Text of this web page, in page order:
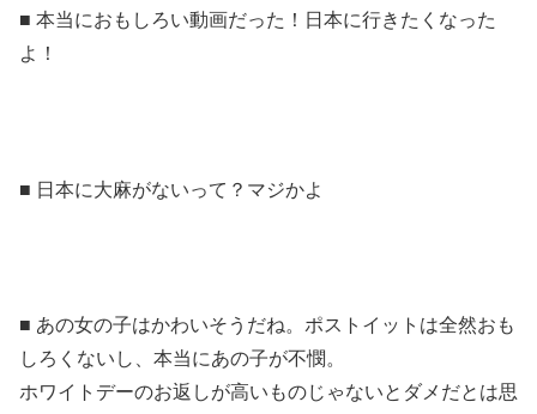
■ 本当におもしろい動画だった！日本に行きたくなった
よ！
■ 日本に大麻がないって？マジかよ
■ あの女の子はかわいそうだね。ポストイットは全然おも
しろくないし、本当にあの子が不憫。
ホワイトデーのお返しが高いものじゃないとダメだとは思